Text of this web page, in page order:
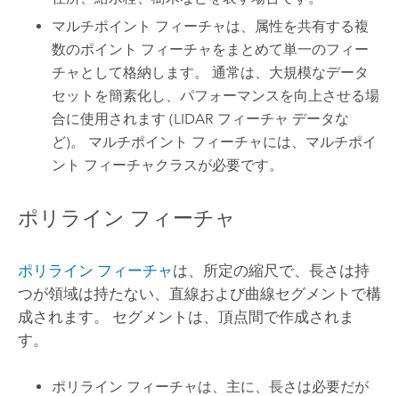
マルチポイント フィーチャは、属性を共有する複
数のポイント フィーチャをまとめて単一のフィー
チャとして格納します。 通常は、大規模なデータ
セットを簡素化し、パフォーマンスを向上させる場
合に使用されます (LIDAR フィーチャ データな
ど)。 マルチポイント フィーチャには、マルチポイ
ント フィーチャクラスが必要です。
ポリライン フィーチャ
ポリライン フィーチャは、所定の縮尺で、長さは持
つが領域は持たない、直線および曲線セグメントで構
成されます。 セグメントは、頂点間で作成されま
す。
ポリライン フィーチャは、主に、長さは必要だが